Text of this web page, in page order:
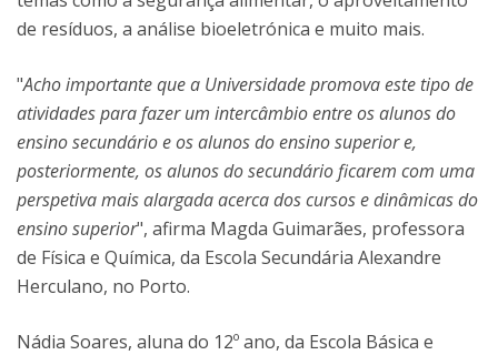
de resíduos, a análise bioeletrónica e muito mais.
"Acho importante que a Universidade promova este tipo de
atividades para fazer um intercâmbio entre os alunos do
ensino secundário e os alunos do ensino superior e,
posteriormente, os alunos do secundário ficarem com uma
perspetiva mais alargada acerca dos cursos e dinâmicas do
ensino superior", afirma Magda Guimarães, professora
de Física e Química, da Escola Secundária Alexandre
Herculano, no Porto.
Nádia Soares, aluna do 12º ano, da Escola Básica e